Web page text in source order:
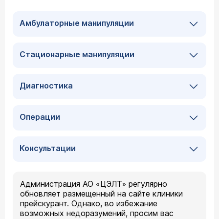
Амбулаторные манипуляции
Стационарные манипуляции
Диагностика
Операции
Консультации
Администрация АО «ЦЭЛТ» регулярно
обновляет размещенный на сайте клиники
прейскурант. Однако, во избежание
возможных недоразумений, просим вас